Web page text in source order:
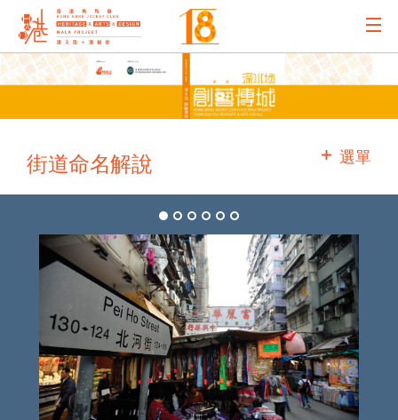
主辦機構
選單
街道命名解說